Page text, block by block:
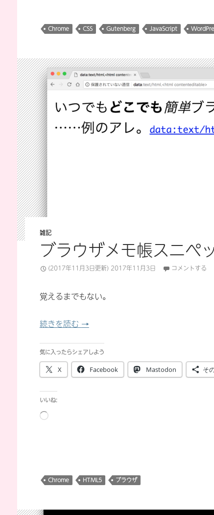
Chrome CSS Gutenberg JavaScript
雑記
ブラウザメモ帳スニペ
(2017年11月3日更新) 2017年11月3日 コメントする
覚えるまでもない。
続きを読む ブラウザメモ帳スニペットの便利なと
→
気に入ったらシェアしよう
X Facebook Mastodon そ
いいね:
読
Chrome HTML5 ブラウザ